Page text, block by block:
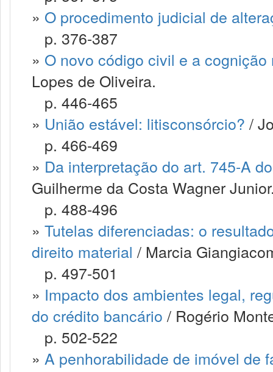
» O procedimento judicial de
p. 376-387
» O novo código civil e a
Lopes de Oliveira.
p. 446-465
» União estável: litisconsórcio? /
p. 466-469
» Da interpretação do art. 745-A
Guilherme da Costa Wagner
p. 488-496
» Tutelas diferenciadas: o
direito material / Marcia
p. 497-501
» Impacto dos ambientes legal,
do crédito bancário / Rogério
p. 502-522
» A penhorabilidade de imóvel de